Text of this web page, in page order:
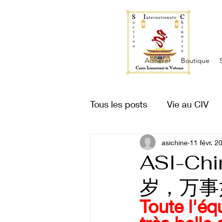
Adhérer Boutique
Tous les posts Vie au CIV
Vue du ciel Proverbe
ASI-
岁，万
asichine 11 févr.
Toute